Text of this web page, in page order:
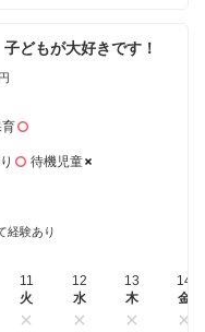
どもが大好きです！
待機児童
経験あり
11
火
12
水
13
木
14
金